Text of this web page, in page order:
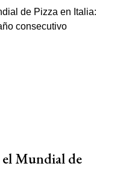
Mundial de